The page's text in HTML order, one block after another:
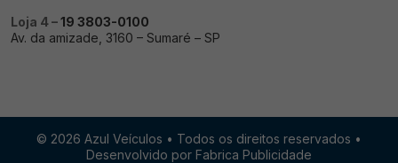
Loja 4 –19 3803-0100
Av. da amizade, 3160 – Sumaré – SP
© 2026 Azul Veículos • Todos os direitos reservados •
Desenvolvido por Fabrica Publicidade